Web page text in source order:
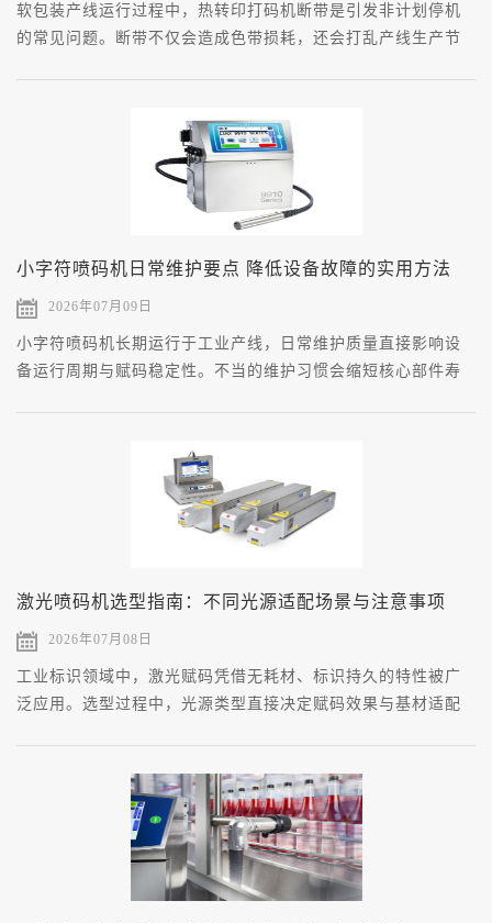
软包装产线运行过程中，热转印打码机断带是引发非计划停机
的常见问题。断带不仅会造成色带损耗，还会打乱产线生产节
小字符喷码机日常维护要点 降低设备故障的实用方法
2026年07月09日
小字符喷码机长期运行于工业产线，日常维护质量直接影响设
备运行周期与赋码稳定性。不当的维护习惯会缩短核心部件寿
激光喷码机选型指南：不同光源适配场景与注意事项
2026年07月08日
工业标识领域中，激光赋码凭借无耗材、标识持久的特性被广
泛应用。选型过程中，光源类型直接决定赋码效果与基材适配